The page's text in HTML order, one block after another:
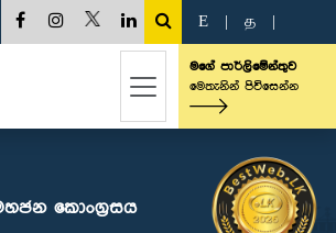
E த
මගේ පාර්ලිමේන්තුව
මෙතැනින් පිවිසෙන්න
කොංග්‍රසය